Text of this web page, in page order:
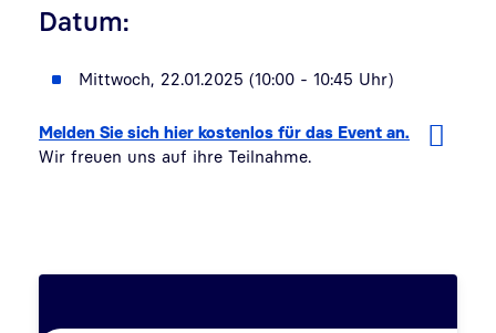
Datum:
Mittwoch, 22.01.2025 (10:00 - 10:45 Uhr)
Melden Sie sich hier kostenlos für das Event an.
Wir freuen uns auf ihre Teilnahme.